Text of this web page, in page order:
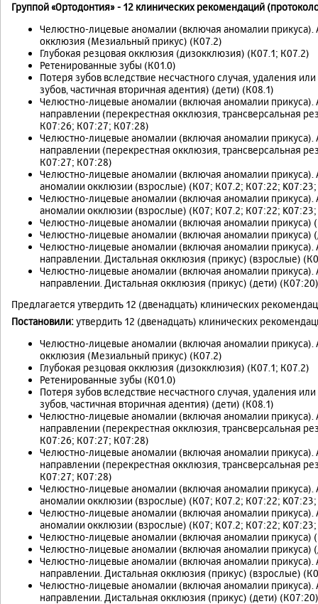
Группой «Ортодонтия» - 12 клинических рекомендаций
Челюстно-лицевые аномалии (включая аномалии
окклюзия (Мезиальный прикус) (К07.2)
Глубокая резцовая окклюзия (дизокклюзия) (К07.1; К07.2)
Ретенированные зубы (К01.0)
Потеря зубов вследствие несчастного случая, удаления
зубов, частичная вторичная адентия) (дети) (К08.1)
Челюстно-лицевые аномалии (включая аномалии
направлении (перекрестная окклюзия, трансверсальная
К07:26; К07:27; К07:28)
Челюстно-лицевые аномалии (включая аномалии
направлении (перекрестная окклюзия, трансверсальная
К07:27; К07:28)
Челюстно-лицевые аномалии (включая аномалии
аномалии окклюзии (взрослые) (К07; К07.2; К07:22;
Челюстно-лицевые аномалии (включая аномалии
аномалии окклюзии (взрослые) (К07; К07.2; К07:22;
Челюстно-лицевые аномалии (включая аномалии
Челюстно-лицевые аномалии (включая аномалии
Челюстно-лицевые аномалии (включая аномалии прикуса).
направлении. Дистальная окклюзия (прикус) (взрослые)
Челюстно-лицевые аномалии (включая аномалии прикуса).
направлении. Дистальная окклюзия (прикус) (дети) (К07:20)
Предлагается утвердить 12 (двенадцать) клинических
Постановили:утвердить 12 (двенадцать) клинических
Челюстно-лицевые аномалии (включая аномалии
окклюзия (Мезиальный прикус) (К07.2)
Глубокая резцовая окклюзия (дизокклюзия) (К07.1; К07.2)
Ретенированные зубы (К01.0)
Потеря зубов вследствие несчастного случая, удаления
зубов, частичная вторичная адентия) (дети) (К08.1)
Челюстно-лицевые аномалии (включая аномалии
направлении (перекрестная окклюзия, трансверсальная
К07:26; К07:27; К07:28)
Челюстно-лицевые аномалии (включая аномалии
направлении (перекрестная окклюзия, трансверсальная
К07:27; К07:28)
Челюстно-лицевые аномалии (включая аномалии
аномалии окклюзии (взрослые) (К07; К07.2; К07:22;
Челюстно-лицевые аномалии (включая аномалии
аномалии окклюзии (взрослые) (К07; К07.2; К07:22;
Челюстно-лицевые аномалии (включая аномалии
Челюстно-лицевые аномалии (включая аномалии
Челюстно-лицевые аномалии (включая аномалии прикуса).
направлении. Дистальная окклюзия (прикус) (взрослые)
Челюстно-лицевые аномалии (включая аномалии прикуса).
направлении. Дистальная окклюзия (прикус) (дети) (К07:20)